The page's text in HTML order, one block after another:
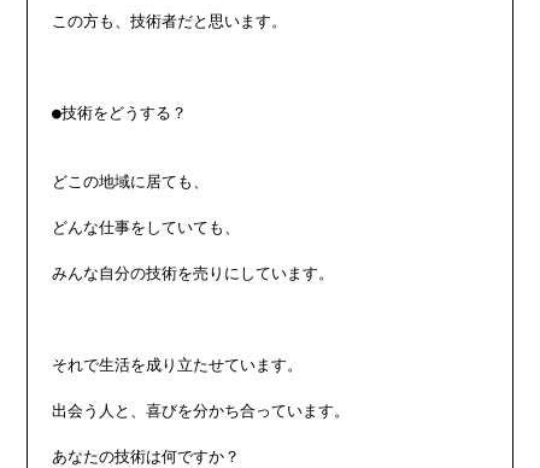
この方も、技術者だと思います。
●技術をどうする？
どこの地域に居ても、
どんな仕事をしていても、
みんな自分の技術を売りにしています。
それで生活を成り立たせています。
出会う人と、喜びを分かち合っています。
あなたの技術は何ですか？